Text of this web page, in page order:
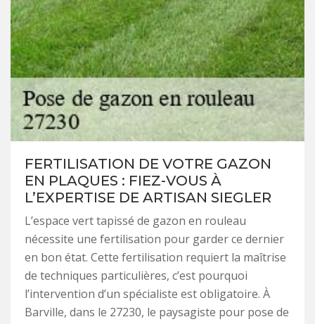
FERTILISATION DE VOTRE GAZON
EN PLAQUES : FIEZ-VOUS À
L’EXPERTISE DE ARTISAN SIEGLER
L’espace vert tapissé de gazon en rouleau
nécessite une fertilisation pour garder ce dernier
en bon état. Cette fertilisation requiert la maîtrise
de techniques particulières, c’est pourquoi
l’intervention d’un spécialiste est obligatoire. À
Barville, dans le 27230, le paysagiste pour pose de